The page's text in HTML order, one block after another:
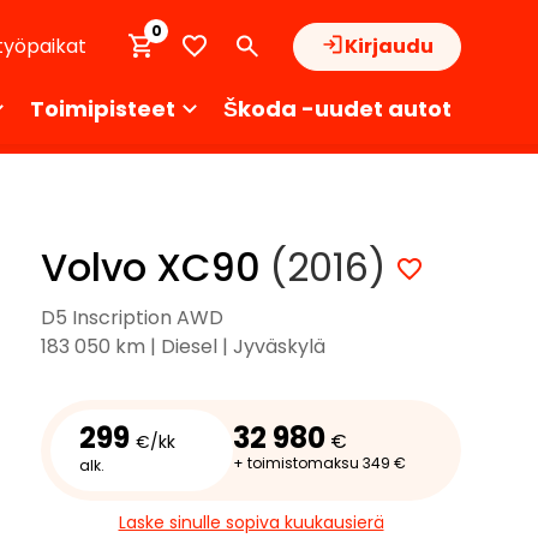
Kirjaudu
0
Toimipisteet Škoda -uudet autot
Volvo XC90 (2016)
D5 Inscription AWD
183 050 km | Diesel | Jyväskylä
299 €/kk
alk.
32 980 €
+ toimistomaksu 349 €
Laske sinulle sopiva kuukausierä